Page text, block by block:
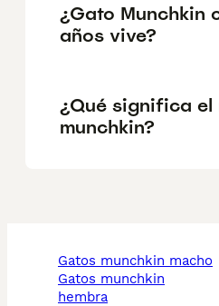
¿Gato Munchkin
años vive?
¿Qué significa el
munchkin?
gatos munchkin macho
gatos munchkin
hembra